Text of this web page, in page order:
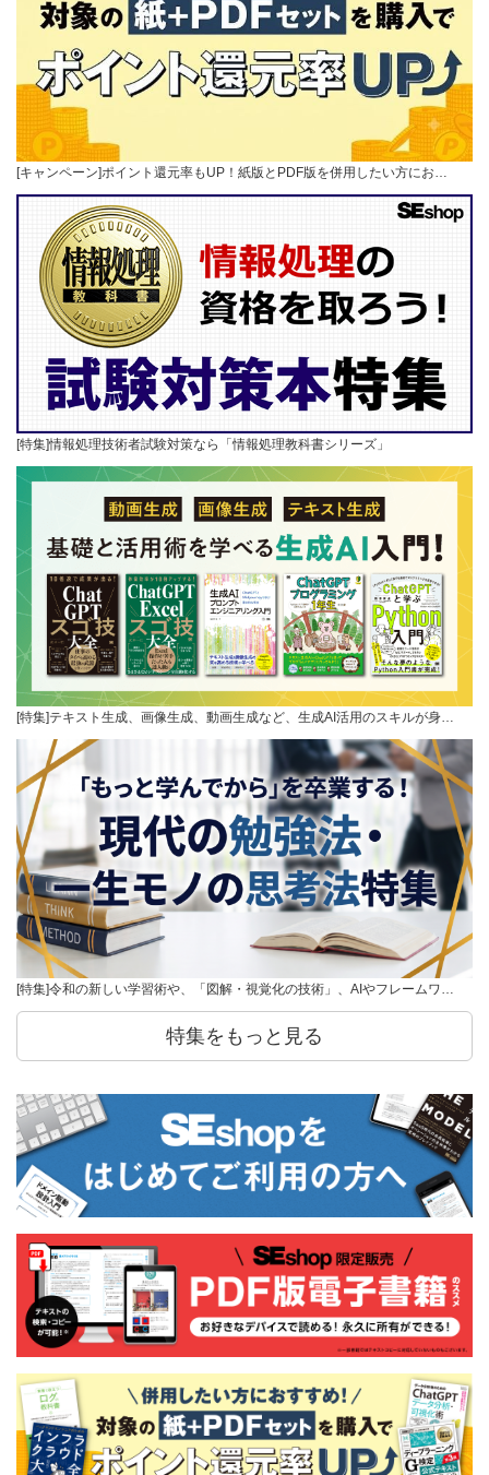
[キャンペーン]ポイント還元率もUP！紙版とPDF版を併用したい方にお…
[特集]情報処理技術者試験対策なら「情報処理教科書シリーズ」
[特集]テキスト生成、画像生成、動画生成など、生成AI活用のスキルが身…
[特集]令和の新しい学習術や、「図解・視覚化の技術」、AIやフレームワ…
特集をもっと見る